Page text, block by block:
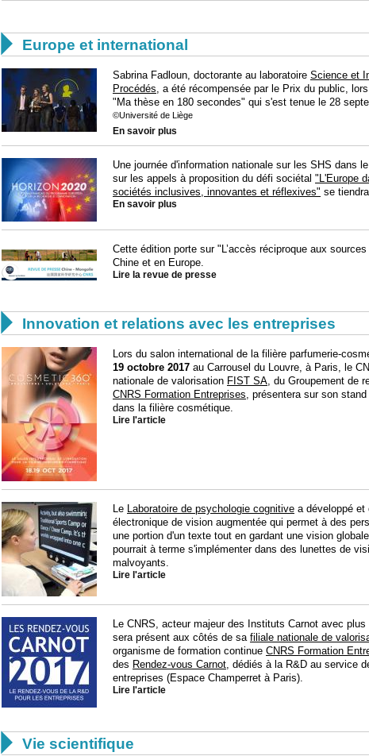
 Europe et international
Sabrina Fadloun, doctorante au laboratoire Science et
Procédés , a été récompensée par le Prix du public,
"Ma thèse en 180 secondes" qui s'est tenue le 28
©Université de Liège
En savoir plus
Une journée d'information nationale sur les SHS dans
sur les appels à proposition du défi sociétal "L'Europe
sociétés inclusives, innovantes et réflexives" se
En savoir plus
Cette édition porte sur "L’accès réciproque aux
Chine et en Europe.
Lire la revue de presse
 Innovation et relations avec les entreprises
Lors du salon international de la filière parfumerie-
19 octobre 2017 au Carrousel du Louvre, à Paris, le
nationale de valorisation FIST SA, du Groupement de
CNRS Formation Entreprises, présentera sur son
dans la filière cosmétique.
Lire l'article
Le Laboratoire de psychologie cognitive a développé
électronique de vision augmentée qui permet à des
une portion d'un texte tout en gardant une vision
pourrait à terme s'implémenter dans des lunettes de
malvoyants.
Lire l'article
Le CNRS, acteur majeur des Instituts Carnot avec
sera présent aux côtés de sa filiale nationale de
organisme de formation continue CNRS Formation
des Rendez-vous Carnot, dédiés à la R&D au service
entreprises (Espace Champerret à Paris).
Lire l'article
 Vie scientifique